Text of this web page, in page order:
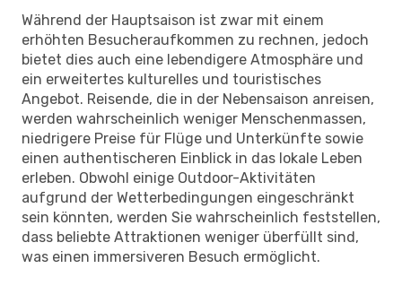
Während der Hauptsaison ist zwar mit einem
erhöhten Besucheraufkommen zu rechnen, jedoch
bietet dies auch eine lebendigere Atmosphäre und
ein erweitertes kulturelles und touristisches
Angebot. Reisende, die in der Nebensaison anreisen,
werden wahrscheinlich weniger Menschenmassen,
niedrigere Preise für Flüge und Unterkünfte sowie
einen authentischeren Einblick in das lokale Leben
erleben. Obwohl einige Outdoor-Aktivitäten
aufgrund der Wetterbedingungen eingeschränkt
sein könnten, werden Sie wahrscheinlich feststellen,
dass beliebte Attraktionen weniger überfüllt sind,
was einen immersiveren Besuch ermöglicht.